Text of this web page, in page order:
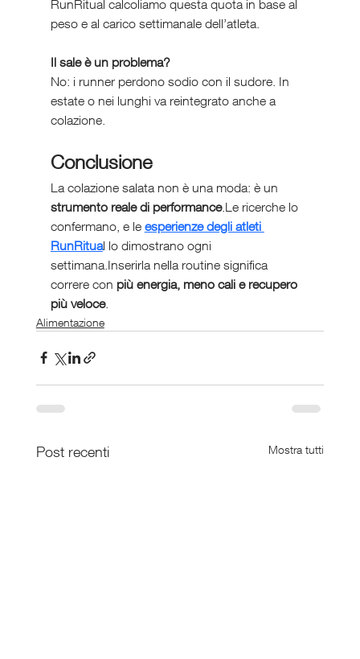
RunRitual calcoliamo questa quota in base al
peso e al carico settimanale dell’atleta.
Il sale è un problema?
No: i runner perdono sodio con il sudore. In
estate o nei lunghi va reintegrato anche a
colazione.
Conclusione
La colazione salata non è una moda: è un
strumento reale di performance.Le ricerche lo
confermano, e le esperienze degli atleti
RunRitual lo dimostrano ogni
settimana.Inserirla nella routine significa
correre con più energia, meno cali e recupero
più veloce.
Alimentazione
Post recenti Mostra tutti